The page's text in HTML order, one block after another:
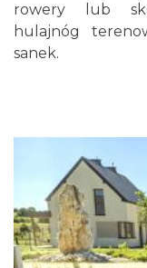
rowery lub
hulajnóg
sanek.